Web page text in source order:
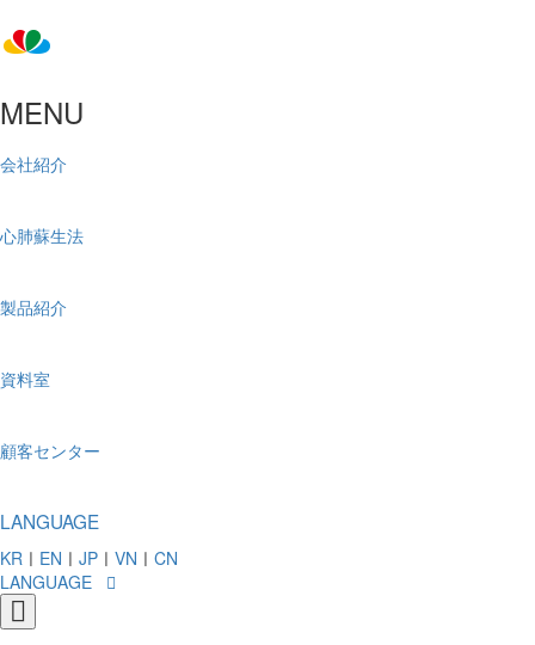
MENU
会社紹介
心肺蘇生法
製品紹介
資料室
顧客センター
LANGUAGE
KR ㅣ EN ㅣ JP ㅣ VN ㅣ CN
LANGUAGE